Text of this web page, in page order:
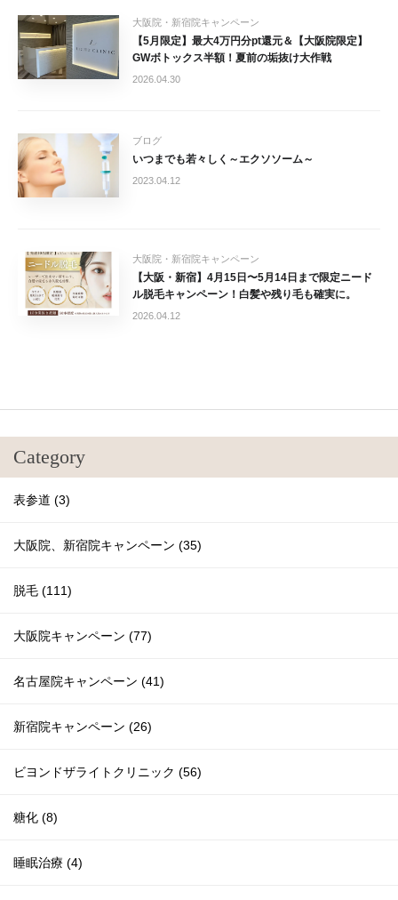
大阪院・新宿院キャンペーン
【5月限定】最大4万円分pt還元＆【大阪院限定】
GWボトックス半額！夏前の垢抜け大作戦
2026.04.30
ブログ
いつまでも若々しく～エクソソーム～
2023.04.12
大阪院・新宿院キャンペーン
【大阪・新宿】4月15日〜5月14日まで限定ニード
ル脱毛キャンペーン！白髪や残り毛も確実に。
2026.04.12
Category
表参道 (3)
大阪院、新宿院キャンペーン (35)
脱毛 (111)
大阪院キャンペーン (77)
名古屋院キャンペーン (41)
新宿院キャンペーン (26)
ビヨンドザライトクリニック (56)
糖化 (8)
睡眠治療 (4)